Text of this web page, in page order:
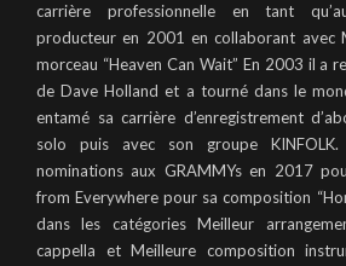
carrière professionnelle en tant
producteur en 2001 en collaborant avec
morceau “Heaven Can Wait” En 2003 il a
de Dave Holland et a tourné dans le
entamé sa carrière d’enregistrement
solo puis avec son groupe
nominations aux GRAMMYs en 2017
from Everywhere pour sa composition
dans les catégories Meilleur
cappella et Meilleure composition